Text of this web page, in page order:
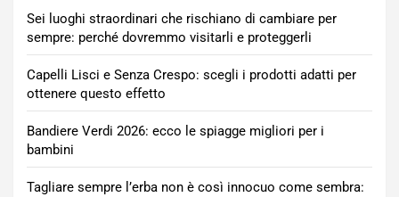
Sei luoghi straordinari che rischiano di cambiare per
sempre: perché dovremmo visitarli e proteggerli
Capelli Lisci e Senza Crespo: scegli i prodotti adatti per
ottenere questo effetto
Bandiere Verdi 2026: ecco le spiagge migliori per i
bambini
Tagliare sempre l’erba non è così innocuo come sembra: